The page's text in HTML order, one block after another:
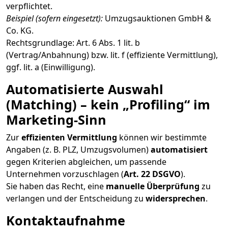
verpflichtet.
Beispiel (sofern eingesetzt): Umzugsauktionen GmbH &
Co. KG.
Rechtsgrundlage: Art. 6 Abs. 1 lit. b
(Vertrag/Anbahnung) bzw. lit. f (effiziente Vermittlung),
ggf. lit. a (Einwilligung).
Automatisierte Auswahl
(Matching) – kein „Profiling“ im
Marketing-Sinn
Zureffizienten Vermittlung können wir bestimmte
Angaben (z. B. PLZ, Umzugsvolumen)automatisiert
gegen Kriterien abgleichen, um passende
Unternehmen vorzuschlagen (Art. 22 DSGVO).
Sie haben das Recht, eine manuelle Überprüfung zu
verlangen und der Entscheidung zu widersprechen.
Kontaktaufnahme